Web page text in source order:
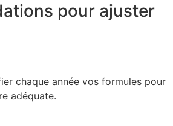
pour ajuster
chaque année vos formules pour
adéquate.